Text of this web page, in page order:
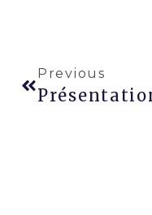
Previous